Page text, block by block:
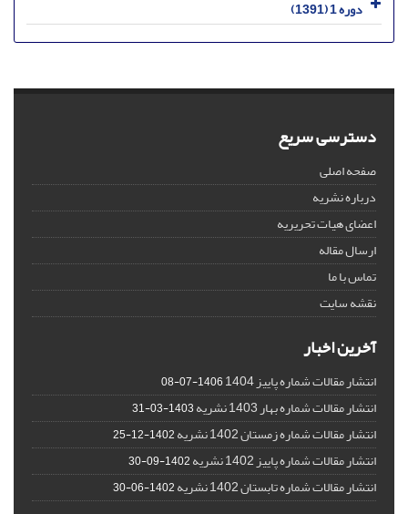
دوره 1 (1391)
دسترسی سریع
صفحه اصلی
درباره نشریه
اعضای هیات تحریریه
ارسال مقاله
تماس با ما
نقشه سایت
آخرین اخبار
انتشار مقالات شماره پاییز 1404 1406-07-08
انتشار مقالات شماره بهار 1403 نشریه 1403-03-31
انتشار مقالات شماره زمستان 1402 نشریه 1402-12-25
انتشار مقالات شماره پاییز 1402 نشریه 1402-09-30
انتشار مقالات شماره تابستان 1402 نشریه 1402-06-30